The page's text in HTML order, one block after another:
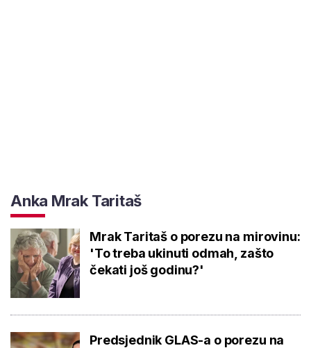
Anka Mrak Taritaš
Mrak Taritaš o porezu na mirovinu:
'To treba ukinuti odmah, zašto
čekati još godinu?'
Predsjednik GLAS-a o porezu na